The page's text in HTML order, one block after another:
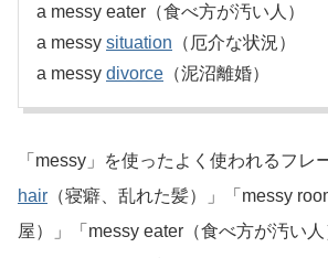
a messy eater（食べ方が汚い人）
a messy situation （厄介な状況）
a messy divorce （泥沼離婚）
「messy」を使ったよく使われるフレ
hair （寝癖、乱れた髪）」「messy
屋）」「messy eater（食べ方が汚い